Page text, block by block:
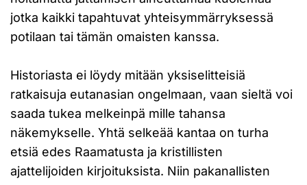
jotka kaikki tapahtuvat yhteisymmärryksessä
potilaan tai tämän omaisten kanssa.
Historiasta ei löydy mitään yksiselitteisiä
ratkaisuja eutanasian ongelmaan, vaan sieltä voi
saada tukea melkeinpä mille tahansa
näkemykselle. Yhtä selkeää kantaa on turha
etsiä edes Raamatusta ja kristillisten
ajattelijoiden kirjoituksista. Niin pakanallisten